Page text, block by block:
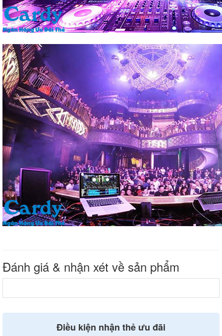
Đánh giá & nhận xét về sản phẩm
Điều kiện nhận thẻ ưu đãi